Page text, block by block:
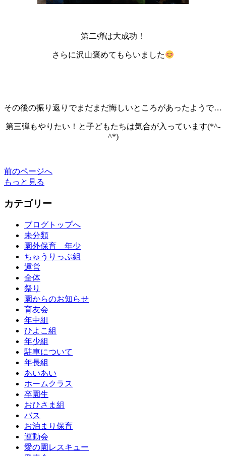
第二弾は大成功！
さらに沢山褒めてもらいました
その後の振り返りでまだまだ悔しいところがあったようで…
第三弾もやりたい！と子どもたちは気合が入っています(*^-
^*)
前のページへ
もっと見る
カテゴリー
ブログトップへ
未分類
園外保育 年少
ちゅうりっぷ組
運営
全体
祭り
園からのお知らせ
育友会
年中組
ひよこ組
年少組
駐車について
年長組
あいあい
ホームクラス
卒園生
おひさま組
バス
お泊まり保育
運動会
愛の園レスキュー